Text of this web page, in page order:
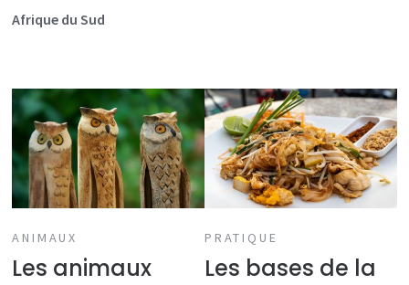
Afrique du Sud
ANIMAUX
Les animaux
PRATIQUE
Les bases de la